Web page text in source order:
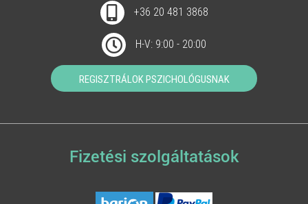
+36 20 481 3868
H-V: 9:00 - 20:00
REGISZTRÁLOK PSZICHOLÓGUSNAK
Fizetési szolgáltatások